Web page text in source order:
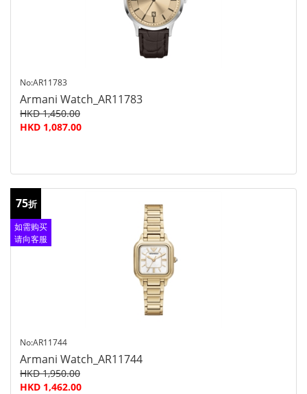
No:AR11783
Armani Watch_AR11783
HKD 1,450.00
HKD 1,087.00
75折
如需购买
请向客服
No:AR11744
Armani Watch_AR11744
HKD 1,950.00
HKD 1,462.00